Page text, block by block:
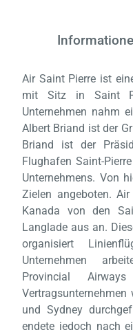
Air Saint Pierre ist
mit Sitz in Saint
Unternehmen nahm
Albert Briand ist der
Briand ist der
Flughafen Saint-
Unternehmens. Von
Zielen angeboten.
Kanada von den
Langlade aus an.
organisiert
Unternehmen
Provincial
und Sydney
endete jedoch nach